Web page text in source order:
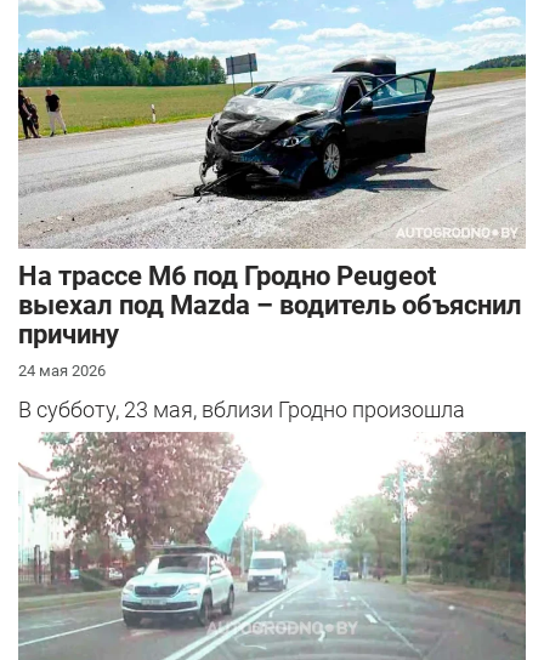
На трассе М6 под Гродно Peugeot
выехал под Mazda – водитель объяснил
причину
24 мая 2026
В субботу, 23 мая, вблизи Гродно произошла
серьезная авария – столкнулись Mazda и
Peugeot. Читатель АвтоГродно поделился...